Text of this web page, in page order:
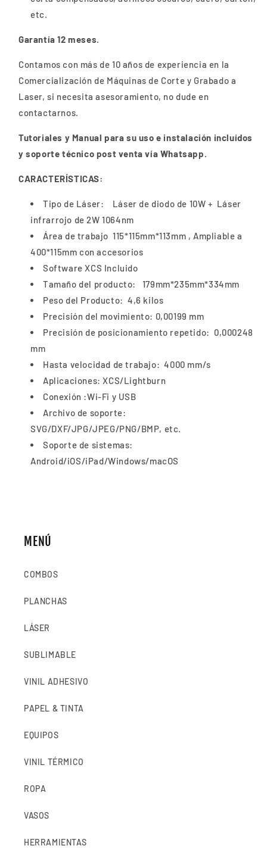
etc.
Garantía 12 meses.
Contamos con más de 10 años de experiencia en la
Comercialización de Máquinas de Corte y Grabado a
Laser, si necesita asesoramiento, no dude en
contactarnos.
Tutoriales y Manual para su uso e instalación incluídos
y soporte técnico post venta vía Whatsapp.
CARACTERÍSTICAS:
Tipo de Láser: Láser de diodo de 10W + Láser
infrarrojo de 2W 1064nm
Área de trabajo 115*115mm*113mm , Ampliable a
400*115mm con accesorios
Software XCS Incluido
Tamaño del producto: 179mm*235mm*334mm
Peso del Producto: 4,6 kilos
Precisión del movimiento: 0,00199 mm
Precisión de posicionamiento repetido: 0,000248
mm
Hasta velocidad de trabajo: 4000 mm/s
Aplicaciones: XCS/Lightburn
Conexión :Wi-Fi y USB
Archivo de soporte:
SVG/DXF/JPG/JPEG/PNG/BMP, etc.
Soporte de sistemas:
Android/iOS/iPad/Windows/macOS
MENÚ
COMBOS
PLANCHAS
LÁSER
SUBLIMABLE
VINIL ADHESIVO
PAPEL & TINTA
EQUIPOS
VINIL TÉRMICO
ROPA
VASOS
HERRAMIENTAS